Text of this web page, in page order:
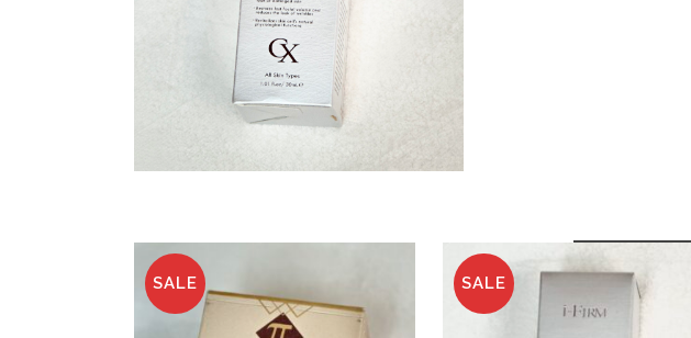
SALE SALE